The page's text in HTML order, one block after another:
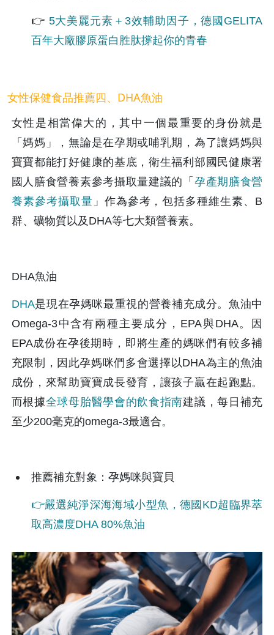
👉 5大美麗元素＋3效輔助因子，德國GELITA
百年大廠膠原蛋白胜肽撐起你的青春
女性保健食品推薦四、DHA魚油
女性是相當偉大的，其中一個最重要的身份就是
「媽媽」，無論是在孕期或哺乳期，為了讓媽媽與
寶寶都能打好健康的基底，衛生福利部國民健康署
國人膳食營養素參考攝取量建議的「 孕產期膳食營
養素參考攝取量 」作為參考，包括多種維生素、B
群、礦物質以及DHA等七大類營養素。
DHA魚油
DHA是現在孕媽咪最重視的營養補充成分。魚油中
Omega-3中含有兩種主要成分，EPA與DHA。因
EPA成份在孕後期時，即將生產的媽咪們有較多補
充限制，因此孕媽咪們多會選擇以DHA為主的魚油
成份，來幫助寶寶成長發育，讓孩子贏在起跑點。
而根據全球母胎醫學會的飲食指南建議，每日補充
至少200毫克的omega-3最適合。
推薦補充對象：孕媽咪與寶貝
👉嚴選純淨深海海域小型魚，德國KD超臨界萃
取高濃度DHA 80%魚油